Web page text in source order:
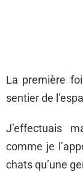
La première
sentier de
J’effectuais
comme je
chats qu’une